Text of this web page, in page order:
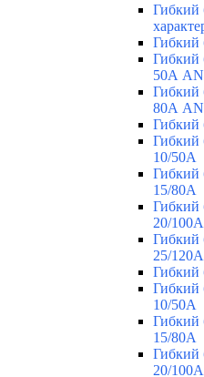
Гибкий
Гибкий
Гибкий
50А
Гибкий
80А
Гибкий
Гибкий
10/50A
Гибкий
15/80A
Гибкий
20/100A
Гибкий
25/120A
Гибкий
Гибкий
10/50A
Гибкий
15/80A
Гибкий
20/100A